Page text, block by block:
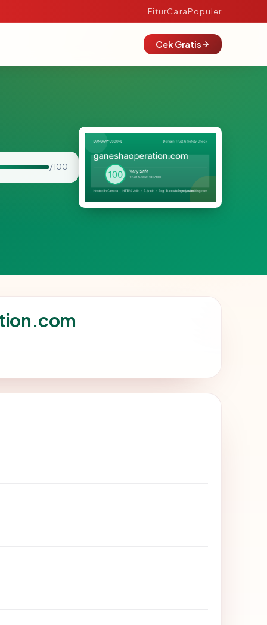
FiturCaraPopuler
Cek Gratis
/ 100